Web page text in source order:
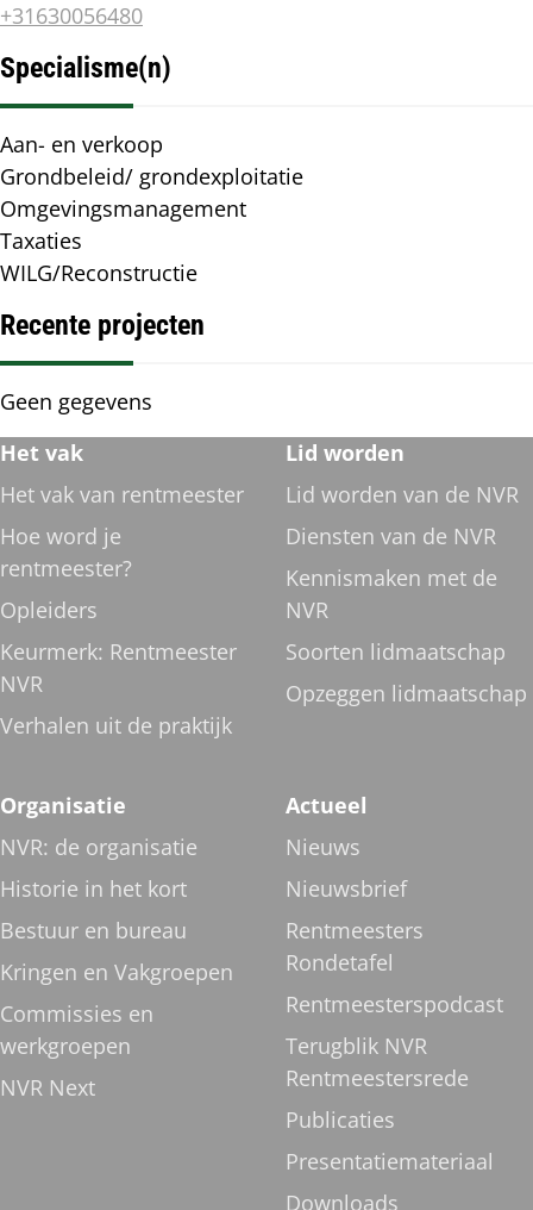
+31630056480
Specialisme(n)
Specialisme(n)
Aan- en verkoop
Grondbeleid/ grondexploitatie
Omgevingsmanagement
Taxaties
WILG/Reconstructie
Recente projecten
Recente
projecten
Geen gegevens
Footer
navigatie
Het vak
Het vak van rentmeester
Hoe word je
rentmeester?
Opleiders
Keurmerk: Rentmeester
NVR
Verhalen uit de praktijk
Lid worden
Lid worden van de NVR
Diensten van de NVR
Kennismaken met de
NVR
Soorten lidmaatschap
Opzeggen lidmaatschap
Organisatie
NVR: de organisatie
Historie in het kort
Bestuur en bureau
Kringen en Vakgroepen
Commissies en
werkgroepen
NVR Next
Actueel
Nieuws
Nieuwsbrief
Rentmeesters
Rondetafel
Rentmeesterspodcast
Terugblik NVR
Rentmeestersrede
Publicaties
Presentatiemateriaal
Downloads